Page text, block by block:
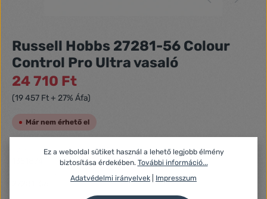
Russell Hobbs 27281-56 Colour
Control Pro Ultra vasaló
24 710 Ft
(19 457 Ft + 27% Áfa)
Már nem érhető el
Azonosító:Ez a weboldal sütiket használ a lehető legjobb élmény
biztosítása érdekében. További információ...
Adatvédelmi irányelvek
Impresszum